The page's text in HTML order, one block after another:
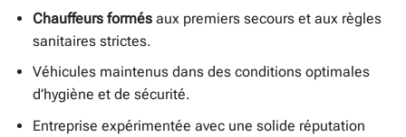
Chauffeurs formésaux premiers secours et aux règles
sanitaires strictes.
Véhicules maintenus dans des conditions optimales
d’hygiène et de sécurité.
Entreprise expérimentée avec une solide réputation